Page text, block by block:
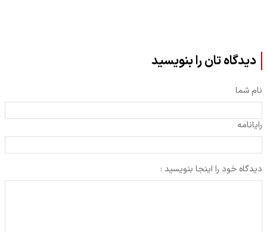
دیدگاه تان را بنویسید
نام شما
رایانامه
دیدگاه خود را اینجا بنویسید :